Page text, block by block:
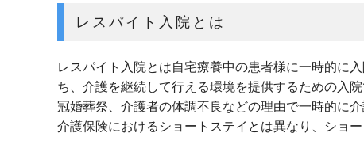
レスパイト入院とは
レスパイト入院とは自宅療養中の患者様に一時的に
ち、介護を継続して行える環境を提供するための入院
冠婚葬祭、介護者の体調不良などの理由で一時的に
介護保険におけるショートステイとは異なり、ショ